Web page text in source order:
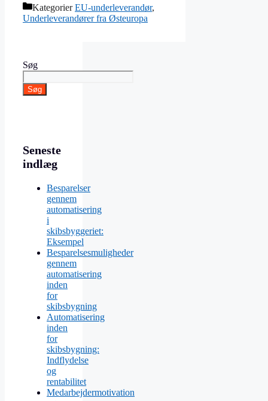
KategorierEU-underleverandør,
Underleverandører fra Østeuropa
Søg
Søg
Seneste
indlæg
Besparelser
gennem
automatisering
i
skibsbyggeriet:
Eksempel
Besparelsesmuligheder
gennem
automatisering
inden
for
skibsbygning
Automatisering
inden
for
skibsbygning:
Indflydelse
og
rentabilitet
Medarbejdermotivation